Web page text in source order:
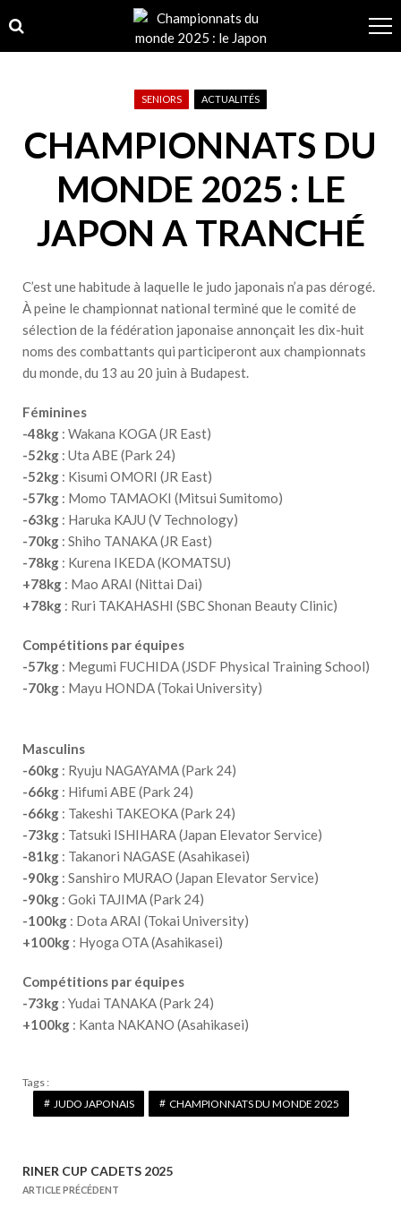
to
navigation
to
content
SENIORS ACTUALITÉS
CHAMPIONNATS DU
MONDE 2025 : LE
JAPON A TRANCHÉ
C’est une habitude à laquelle le judo japonais n’a pas dérogé.
À peine le championnat national terminé que le comité de
sélection de la fédération japonaise annonçait les dix-huit
noms des combattants qui participeront aux championnats
du monde, du 13 au 20 juin à Budapest.
Féminines
-48kg : Wakana KOGA (JR East)
-52kg : Uta ABE (Park 24)
-52kg : Kisumi OMORI (JR East)
-57kg : Momo TAMAOKI (Mitsui Sumitomo)
-63kg : Haruka KAJU (V Technology)
-70kg : Shiho TANAKA (JR East)
-78kg : Kurena IKEDA (KOMATSU)
+78kg : Mao ARAI (Nittai Dai)
+78kg : Ruri TAKAHASHI (SBC Shonan Beauty Clinic)
Compétitions par équipes
-57kg : Megumi FUCHIDA (JSDF Physical Training School)
-70kg : Mayu HONDA (Tokai University)
Masculins
-60kg : Ryuju NAGAYAMA (Park 24)
-66kg : Hifumi ABE (Park 24)
-66kg : Takeshi TAKEOKA (Park 24)
-73kg : Tatsuki ISHIHARA (Japan Elevator Service)
-81kg : Takanori NAGASE (Asahikasei)
-90kg : Sanshiro MURAO (Japan Elevator Service)
-90kg : Goki TAJIMA (Park 24)
-100kg : Dota ARAI (Tokai University)
+100kg : Hyoga OTA (Asahikasei)
Compétitions par équipes
-73kg : Yudai TANAKA (Park 24)
+100kg : Kanta NAKANO (Asahikasei)
Tags :
JUDO JAPONAIS
CHAMPIONNATS DU MONDE 2025
N
RINER CUP CADETS 2025
ARTICLE PRÉCÉDENT